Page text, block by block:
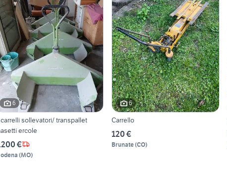
6
sollevatori/ transpallet
ercole
€
(MO)
6
Carrello
120 €
Brunate(CO)